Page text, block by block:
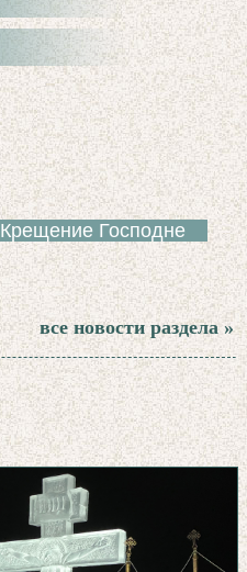
Крещение Господне
все новости раздела »